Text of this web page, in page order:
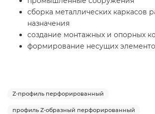
сборка металлических каркасов
назначения
создание монтажных и опорных
формирование несущих
Z-профиль перфорированный
профиль Z-образный перфорированный